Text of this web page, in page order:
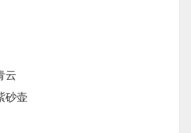
云
砂壶